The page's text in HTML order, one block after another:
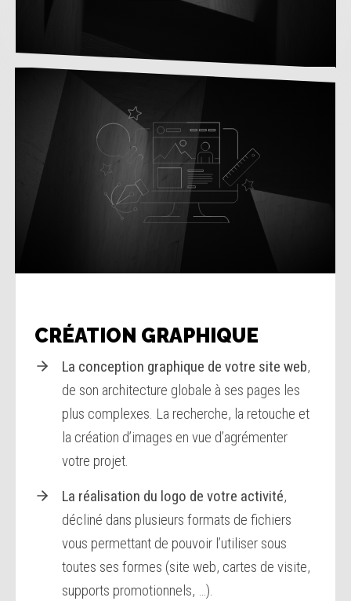
CRÉATION GRAPHIQUE
La conception graphique de votre site web,
de son architecture globale à ses pages les
plus complexes. La recherche, la retouche et
la création d’images en vue d’agrémenter
votre projet.
La réalisation du logo de votre activité,
décliné dans plusieurs formats de fichiers
vous permettant de pouvoir l’utiliser sous
toutes ses formes (site web, cartes de visite,
supports promotionnels, …).